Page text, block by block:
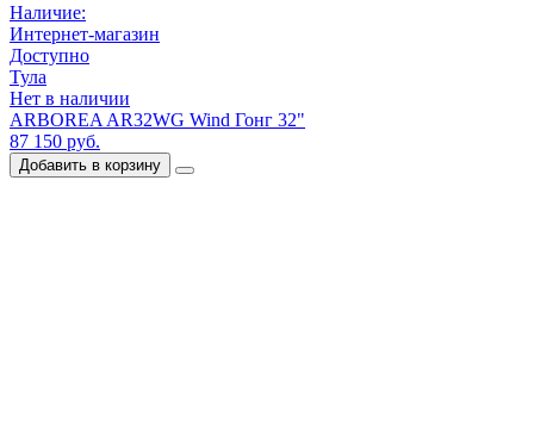
Наличие:
Интернет-магазин
Доступно
Тула
Нет в наличии
ARBOREA AR32WG Wind Гонг 32"
87 150 руб.
Добавить в корзину